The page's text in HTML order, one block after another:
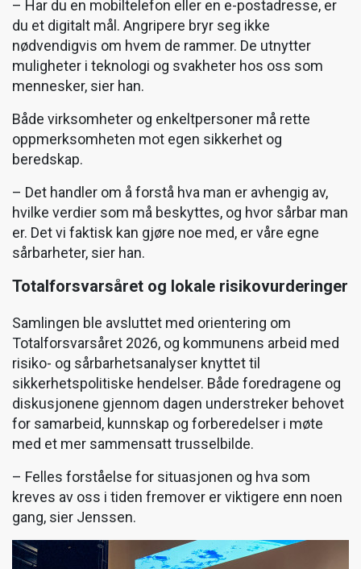
– Har du en mobiltelefon eller en e-postadresse, er
du et digitalt mål. Angripere bryr seg ikke
nødvendigvis om hvem de rammer. De utnytter
muligheter i teknologi og svakheter hos oss som
mennesker, sier han.
Både virksomheter og enkeltpersoner må rette
oppmerksomheten mot egen sikkerhet og
beredskap.
– Det handler om å forstå hva man er avhengig av,
hvilke verdier som må beskyttes, og hvor sårbar man
er. Det vi faktisk kan gjøre noe med, er våre egne
sårbarheter, sier han.
Totalforsvarsåret og lokale risikovurderinger
Samlingen ble avsluttet med orientering om
Totalforsvarsåret 2026, og kommunens arbeid med
risiko- og sårbarhetsanalyser knyttet til
sikkerhetspolitiske hendelser. Både foredragene og
diskusjonene gjennom dagen understreker behovet
for samarbeid, kunnskap og forberedelser i møte
med et mer sammensatt trusselbilde.
– Felles forståelse for situasjonen og hva som
kreves av oss i tiden fremover er viktigere enn noen
gang, sier Jenssen.